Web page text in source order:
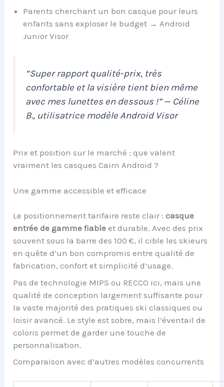
Parents cherchant un bon casque pour leurs
enfants sans exploser le budget → Android
Junior Visor
“Super rapport qualité-prix, très
confortable et la visière tient bien même
avec mes lunettes en dessous !” — Céline
B., utilisatrice modèle Android Visor
Prix et position sur le marché : que valent
vraiment les casques Cairn Android ?
Une gamme accessible et efficace
Le positionnement tarifaire reste clair :casque
entrée de gamme fiable et durable. Avec des prix
souvent sous la barre des 100 €, il cible les skieurs
en quête d’un bon compromis entre qualité de
fabrication, confort et simplicité d’usage.
Pas de technologie MIPS ou RECCO ici, mais une
qualité de conception largement suffisante pour
la vaste majorité des pratiques ski classiques ou
loisir avancé. Le style est sobre, mais l’éventail de
coloris permet de garder une touche de
personnalisation.
Comparaison avec d’autres modèles concurrents